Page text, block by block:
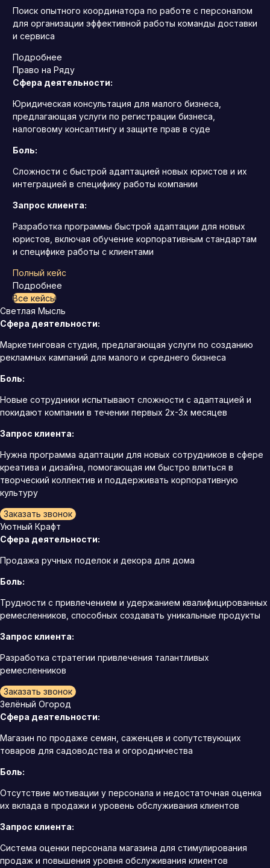
Поиск опытного координатора по работе с персоналом
для организации эффективной работы команды доставки
и сервиса
Подробнее
Право на Ряду
Сфера деятельности:
Юридическая консультация для малого бизнеса,
предлагающая услуги по регистрации бизнеса,
налоговому консалтингу и защите прав в суде
Боль:
Сложности с быстрой адаптацией новых юристов и их
интеграцией в специфику работы компании
Запрос клиента:
Разработка программы быстрой адаптации для новых
юристов, включая обучение корпоративным стандартам
и специфике работы с клиентами
Полный кейс
Подробнее
Все кейсы
Светлая Мысль
Сфера деятельности:
Маркетинговая студия, предлагающая услуги по созданию
рекламных кампаний для малого и среднего бизнеса
Боль:
Новые сотрудники испытывают сложности с адаптацией и
покидают компании в течении первых 2х-3х месяцев
Запрос клиента:
Нужна программа адаптации для новых сотрудников в сфере
креатива и дизайна, помогающая им быстро влиться в
творческий коллектив и поддерживать корпоративную
культуру
Заказать звонок
Уютный Крафт
Сфера деятельности:
Продажа ручных поделок и декора для дома
Боль:
Трудности с привлечением и удержанием квалифицированных
ремесленников, способных создавать уникальные продукты
Запрос клиента:
Разработка стратегии привлечения талантливых
ремесленников
Заказать звонок
Зелёный Огород
Сфера деятельности:
Магазин по продаже семян, саженцев и сопутствующих
товаров для садоводства и огородничества
Боль:
Отсутствие мотивации у персонала и недостаточная оценка
их вклада в продажи и уровень обслуживания клиентов
Запрос клиента:
Система оценки персонала магазина для стимулирования
продаж и повышения уровня обслуживания клиентов